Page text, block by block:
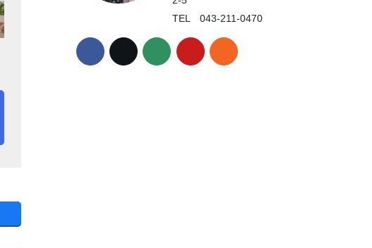
TEL 043-211-0470